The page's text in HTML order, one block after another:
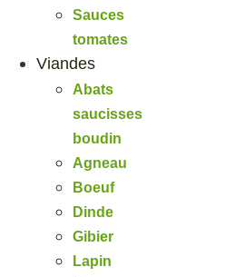
Sauces
tomates
Viandes
Abats
saucisses
boudin
Agneau
Boeuf
Dinde
Gibier
Lapin